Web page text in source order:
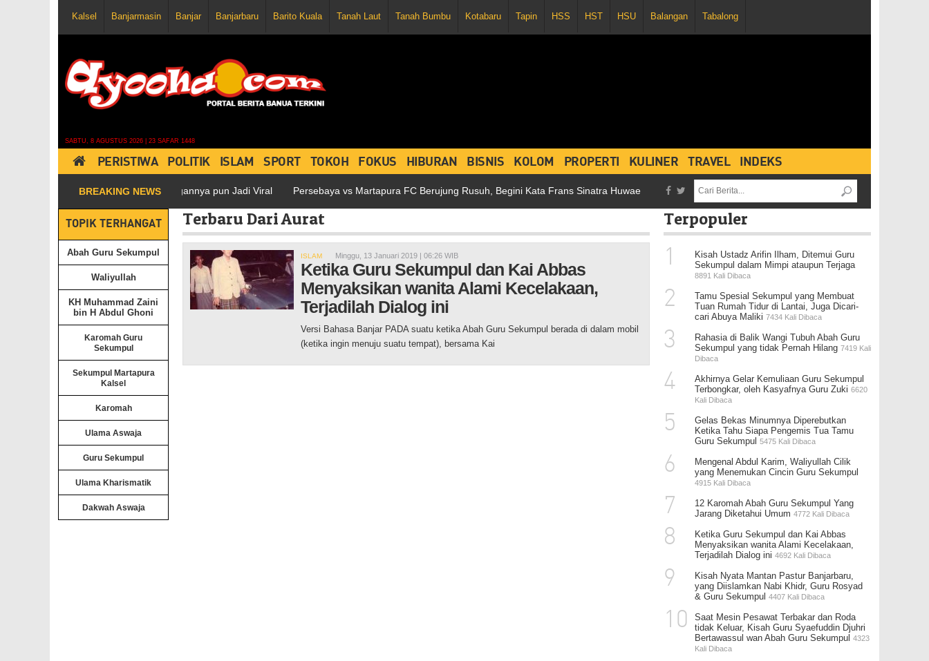
Kalsel Banjarmasin Banjar Banjarbaru Barito Kuala Tanah Laut Tanah Bumbu Kotabaru Tapin HSS HST HSU Balangan Tabalong
SABTU, 8 AGUSTUS 2026 | 23 SAFAR 1448
PERISTIWA POLITIK ISLAM SPORT TOKOH FOKUS HIBURAN BISNIS KOLOM PROPERTI KULINER TRAVEL INDEKS
BREAKING NEWS
yang Polisi di Medsos, Postingannya pun Jadi Viral Persebaya vs Martapura FC Berujung Rusuh, Begini Kata Frans Sinatra Huwae Dihujani 3 Kartu Merah dan Penghentian Pertandingan, Persebaya
Terpopuler
1
Kisah Ustadz Arifin Ilham, Ditemui Guru
Sekumpul dalam Mimpi ataupun Terjaga
8891 Kali Dibaca
2
Tamu Spesial Sekumpul yang Membuat
Tuan Rumah Tidur di Lantai, Juga Dicari-
cari Abuya Maliki 7434 Kali Dibaca
3
Rahasia di Balik Wangi Tubuh Abah Guru
Sekumpul yang tidak Pernah Hilang 7419 Kali
Dibaca
4
Akhirnya Gelar Kemuliaan Guru Sekumpul
Terbongkar, oleh Kasyafnya Guru Zuki 6620
Kali Dibaca
5
Gelas Bekas Minumnya Diperebutkan
Ketika Tahu Siapa Pengemis Tua Tamu
Guru Sekumpul 5475 Kali Dibaca
6
Mengenal Abdul Karim, Waliyullah Cilik
yang Menemukan Cincin Guru Sekumpul
4915 Kali Dibaca
7
12 Karomah Abah Guru Sekumpul Yang
Jarang Diketahui Umum 4772 Kali Dibaca
8
Ketika Guru Sekumpul dan Kai Abbas
Menyaksikan wanita Alami Kecelakaan,
Terjadilah Dialog ini 4692 Kali Dibaca
9
Kisah Nyata Mantan Pastur Banjarbaru,
yang Diislamkan Nabi Khidr, Guru Rosyad
& Guru Sekumpul 4407 Kali Dibaca
10
Saat Mesin Pesawat Terbakar dan Roda
tidak Keluar, Kisah Guru Syaefuddin Djuhri
Bertawassul wan Abah Guru Sekumpul 4323
Kali Dibaca
TOPIK TERHANGAT
Abah Guru Sekumpul
Waliyullah
KH Muhammad Zaini
bin H Abdul Ghoni
Karomah Guru
Sekumpul
Sekumpul Martapura
Kalsel
Karomah
Ulama Aswaja
Guru Sekumpul
Ulama Kharismatik
Dakwah Aswaja
Terbaru Dari Aurat
ISLAM Minggu, 13 Januari 2019 | 06:26 WIB
Ketika Guru Sekumpul dan Kai Abbas
Menyaksikan wanita Alami Kecelakaan,
Terjadilah Dialog ini
Versi Bahasa Banjar PADA suatu ketika Abah Guru Sekumpul berada di dalam mobil
(ketika ingin menuju suatu tempat), bersama Kai